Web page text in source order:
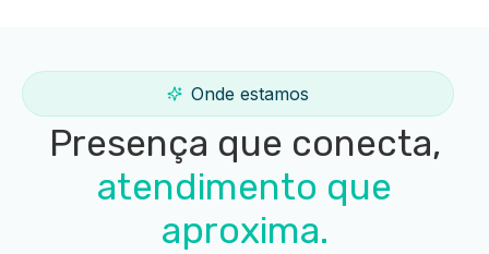
Onde estamos
Presença que conecta,
atendimento que
aproxima.